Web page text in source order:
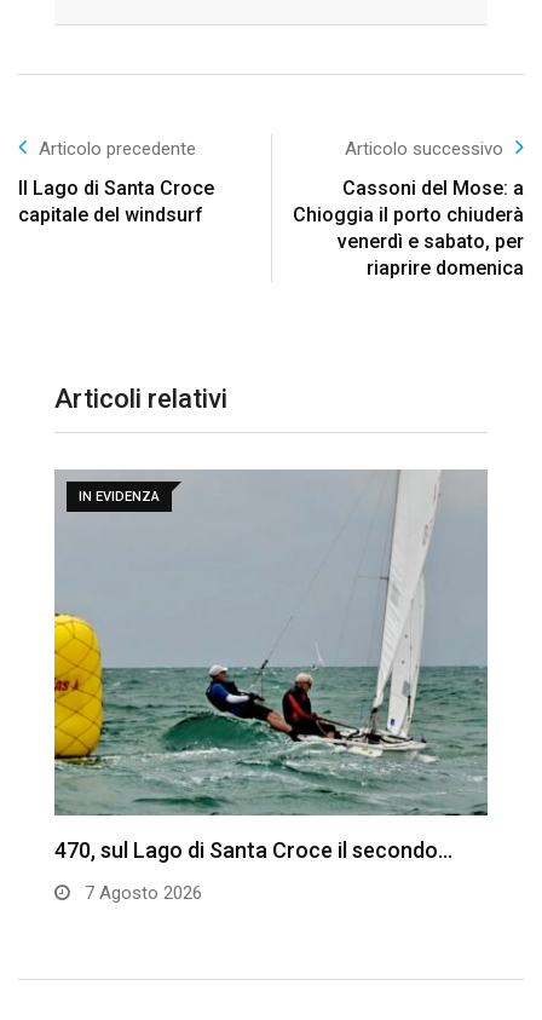
Articolo precedente
Il Lago di Santa Croce
capitale del windsurf
Articolo successivo
Cassoni del Mose: a
Chioggia il porto chiuderà
venerdì e sabato, per
riaprire domenica
Articoli relativi
IN EVIDENZA
470, sul Lago di Santa Croce il secondo…
7 Agosto 2026